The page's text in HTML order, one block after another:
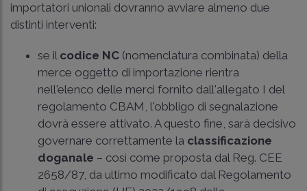
importatori unionali dovranno avviare almeno due
distinti interventi:
se il codice NC (nomenclatura combinata) della
merce oggetto di importazione rientra
nell'elenco delle merci fornito dall'allegato I del
regolamento CBAM, l'obbligo di segnalazione
dovrà essere attivato. A questo fine, sarà decisivo
governare correttamente la classificazione
doganale – così come proposta dal Reg. CEE
2658/87, da ultimo modificato dal Regolamento